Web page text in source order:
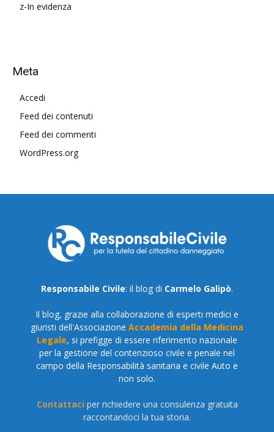
z-In evidenza
Meta
Accedi
Feed dei contenuti
Feed dei commenti
WordPress.org
Responsabile Civile: il blog di Carmelo Galipò.
Il blog, grazie alla collaborazione di esperti medici e
giuristi dell'Associazione Accademia della Medicina
Legale, si prefigge di essere riferimento nazionale
per la gestione del contenzioso civile e penale nel
campo della Responsabilità sanitaria e civile Auto e
non solo.
Contattaci per richiedere una consulenza gratuita
raccontandoci la tua storia.